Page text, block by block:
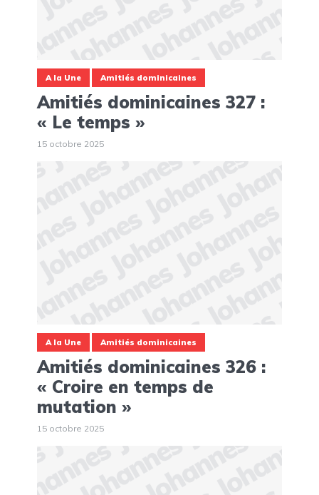
A la Une Amitiés dominicaines
Amitiés dominicaines 327 :
« Le temps »
15 octobre 2025
A la Une Amitiés dominicaines
Amitiés dominicaines 326 :
« Croire en temps de
mutation »
15 octobre 2025